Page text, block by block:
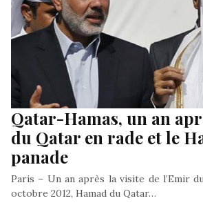
Qatar-Hamas, un an
du Qatar en rade et le
panade
Paris – Un an après la visite de l’Emir
octobre 2012, Hamad du Qatar…